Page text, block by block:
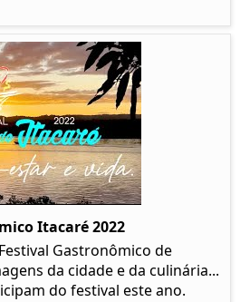
Itacaré 2022
Gastronômico de
da cidade e da culinária...
do festival este ano.